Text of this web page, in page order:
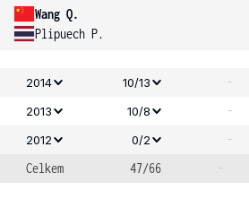
Wang Q.
Plipuech P.
2014 10/13 -
2013
10/8 -
2012
0/2 -
Celkem 47/66 -